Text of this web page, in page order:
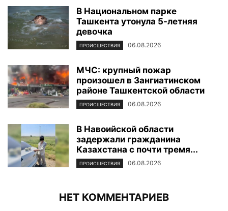
В Национальном парке
Ташкента утонула 5-летняя
девочка
ПРОИСШЕСТВИЯ 06.08.2026
МЧС: крупный пожар
произошел в Зангиатинском
районе Ташкентской области
ПРОИСШЕСТВИЯ 06.08.2026
В Навоийской области
задержали гражданина
Казахстана с почти тремя...
ПРОИСШЕСТВИЯ 06.08.2026
НЕТ КОММЕНТАРИЕВ